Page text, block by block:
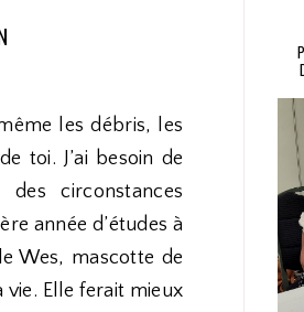
les débris, les
toi. J’ai besoin de
circonstances
année d’études à
Wes, mascotte de
Elle ferait mieux